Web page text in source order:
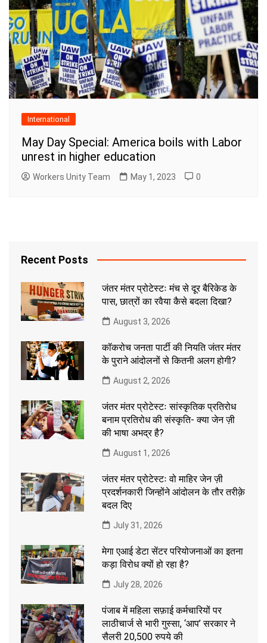
International
May Day Special: America boils with Labor
unrest in higher education
Workers Unity Team May 1, 2023 0
Recent Posts
जंतर मंतर प्रोटेस्टः मंच से दूर बैरिकेड के
पास, छात्रों का रवैया कैसे बदला दिखा?
August 3, 2026
कॉकरोच जनता पार्टी की नियति जंतर मंतर
के पुराने आंदोलनों से कितनी अलग होगी?
August 2, 2026
जंतर मंतर प्रोटेस्टः सांस्कृतिक प्रतिरोध
बनाम प्रतिरोध की संस्कृति- क्या जेन ज़ी
की भाषा अभद्र है?
August 1, 2026
जंतर मंतर प्रोटेस्टः वो माहिर जेन ज़ी
प्रदर्शनकारी जिन्होंने आंदोलन के तौर तरीक़े
बदल दिए
July 31, 2026
मेगा एआई डेटा सेंटर परियोजनाओं का इतना
कड़ा विरोध क्यों हो रहा है?
July 28, 2026
पंजाब में महिला सफ़ाई कर्मचारियों पर
लाठीचार्ज से भारी गुस्सा, ‘आप’ सरकार ने
सैलरी 20,500 रुपये की